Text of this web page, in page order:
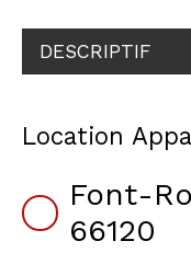
DESCRIPTIF
Location
Font-
66120